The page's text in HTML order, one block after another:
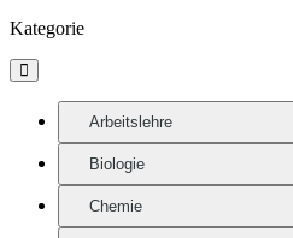
Kategorie

Arbeitslehre
Biologie
Chemie